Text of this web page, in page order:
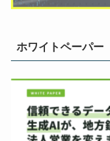
ホワイトペーパー